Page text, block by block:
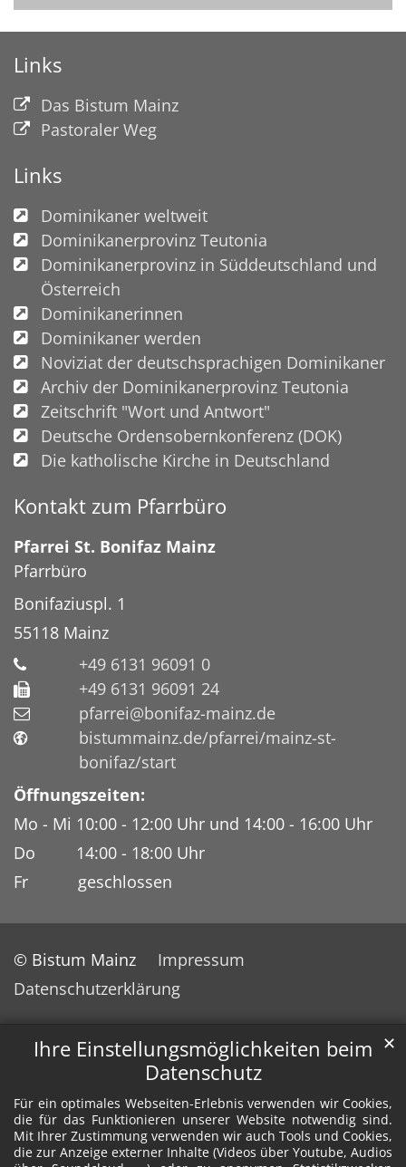
Ihre Einstellungsmöglichkeiten beim
Datenschutz
Für ein optimales Webseiten-Erlebnis verwenden wir Cookies,
die für das Funktionieren unserer Website notwendig sind.
Mit Ihrer Zustimmung verwenden wir auch Tools und Cookies,
die zur Anzeige externer Inhalte (Videos über Youtube, Audios
✕
Links
Das Bistum Mainz
Pastoraler Weg
Links
Dominikaner weltweit
Dominikanerprovinz Teutonia
Dominikanerprovinz in Süddeutschland und
Österreich
Dominikanerinnen
Dominikaner werden
Noviziat der deutschsprachigen Dominikaner
Archiv der Dominikanerprovinz Teutonia
Zeitschrift "Wort und Antwort"
Deutsche Ordensobernkonferenz (DOK)
Die katholische Kirche in Deutschland
Kontakt zum Pfarrbüro
Pfarrei St. Bonifaz Mainz
Pfarrbüro
Bonifaziuspl. 1
55118 Mainz
+49 6131 96091 0
+49 6131 96091 24
pfarrei@bonifaz-mainz.de
bistummainz.de/pfarrei/mainz-st-
bonifaz/start
Öffnungszeiten:
Mo - Mi 10:00 - 12:00 Uhr und 14:00 - 16:00 Uhr
Do 14:00 - 18:00 Uhr
Fr geschlossen
© Bistum Mainz
Impressum
Datenschutzerklärung